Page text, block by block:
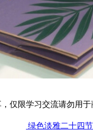
仅限学习交流请勿用
绿色淡雅二十四